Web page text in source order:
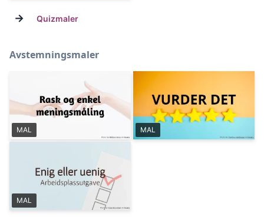
→ Quizmaler
Avstemningsmaler
MAL MAL
MAL